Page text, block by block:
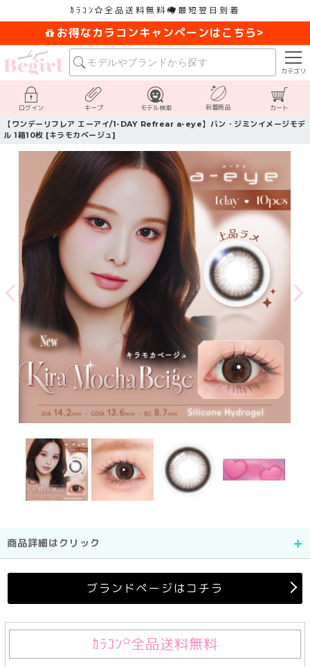
ｶﾗｺﾝ 全品送料無料 最短翌日到着
お得なカラコンキャンペーンはこちら>
カテゴリ
ログイン キープ モデル検索 新着商品 カート
【ワンデーリフレア エーアイ/1-DAY Refrear a-eye】バン・ジミンイメージモデ
ル 1箱10枚 [キラモカベージュ]
商品詳細はクリック
ブランドページはコチラ
ｶﾗｺﾝ 全品送料無料